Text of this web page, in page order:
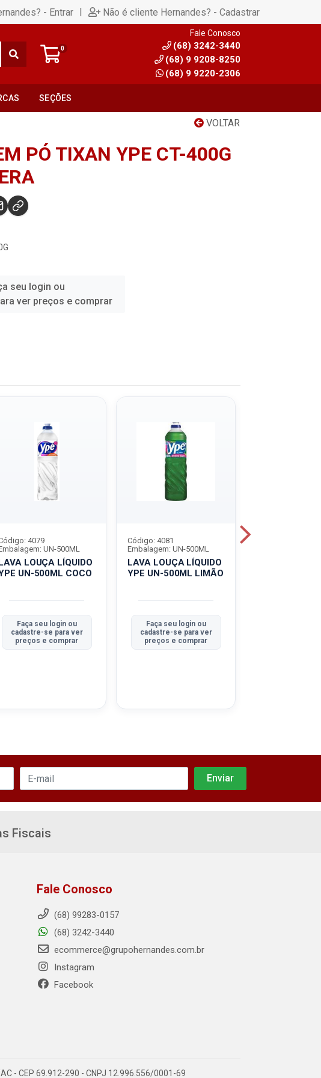
- Entrar | Não é cliente Hernandes? - Cadastrar
0
Fale Conosco
(68) 3242-3440
(68) 9 9208-8250
(68) 9 9220-2306
SEÇÕES
VOLTAR
PÓ TIXAN YPE CT-400G
seu login ou
ver preços e comprar
LOUÇA LÍQUIDO
UN-500ML COCO
4079
UN-500ML
Faça seu login ou
cadastre-se para ver
preços e comprar
LAVA LOUÇA LÍQUIDO
YPE UN-500ML LIMÃO
Código: 4081
Embalagem: UN-500ML
Faça seu login ou
cadastre-se para ver
preços e comprar
Fiscais
Fale Conosco
(68) 99283-0157
(68) 3242-3440
ecommerce@grupohernandes.com.br
Instagram
Facebook
- CEP 69.912-290 - CNPJ 12.996.556/0001-69